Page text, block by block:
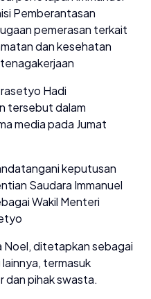
Pemberantasan
pemerasan terkait
dan kesehatan
Hadi
tersebut dalam
media pada Jumat
keputusan
Saudara Immanuel
Wakil Menteri
Noel, ditetapkan sebagai
termasuk
dan pihak swasta.